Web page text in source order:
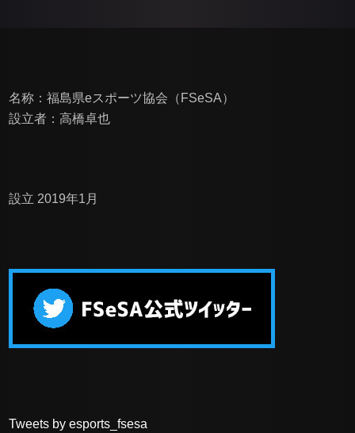
名称：福島県eスポーツ協会（FSeSA）
設立者：高橋卓也
設立 2019年1月
Tweets by esports_fsesa